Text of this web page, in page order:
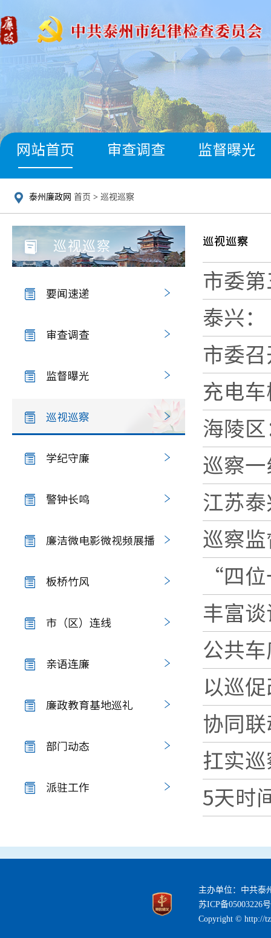
网站首页 审查调查 监督曝光
泰州廉政网 首页 > 巡视巡察
巡视巡察
要闻速递
审查调查
监督曝光
巡视巡察
学纪守廉
警钟长鸣
廉洁微电影微视频展播
板桥竹风
市（区）连线
亲语连廉
廉政教育基地巡礼
部门动态
派驻工作
巡视巡察
市委
泰兴
市委
充电
海陵
巡察
江苏
巡察
“四
丰富
公共
以巡
协同
扛实
5天时
主办单位：中共泰
苏ICP备05003226号
Copyright © http://